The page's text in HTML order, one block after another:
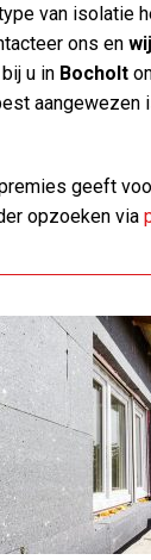
van isolatie
ons en
bij u in Bocholt
aangewezen
geeft
opzoeken via